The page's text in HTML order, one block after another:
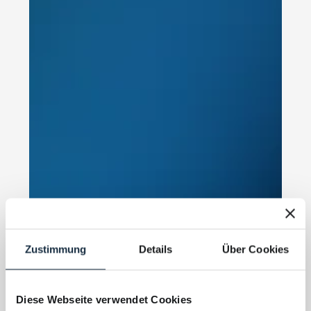
Zustimmung Details Über Cookies
Diese Webseite verwendet Cookies